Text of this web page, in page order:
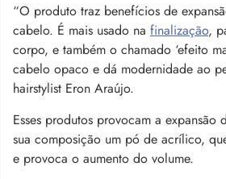
“O produto traz benefícios de
cabelo. É mais usado na finalização,
corpo, e também o chamado ‘efeito
cabelo opaco e dá modernidade ao
hairstylist Eron Araújo.
Esses produtos provocam a expansão
sua composição um pó de acrílico,
e provoca o aumento do volume.